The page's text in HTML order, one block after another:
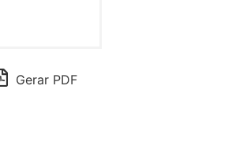
Gerar PDF